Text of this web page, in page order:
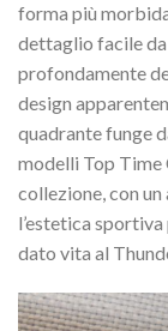
forma più
dettaglio facile da
profondamente
design
quadrante funge
modelli Top Time
collezione, con
l’estetica sportiva
dato vita al